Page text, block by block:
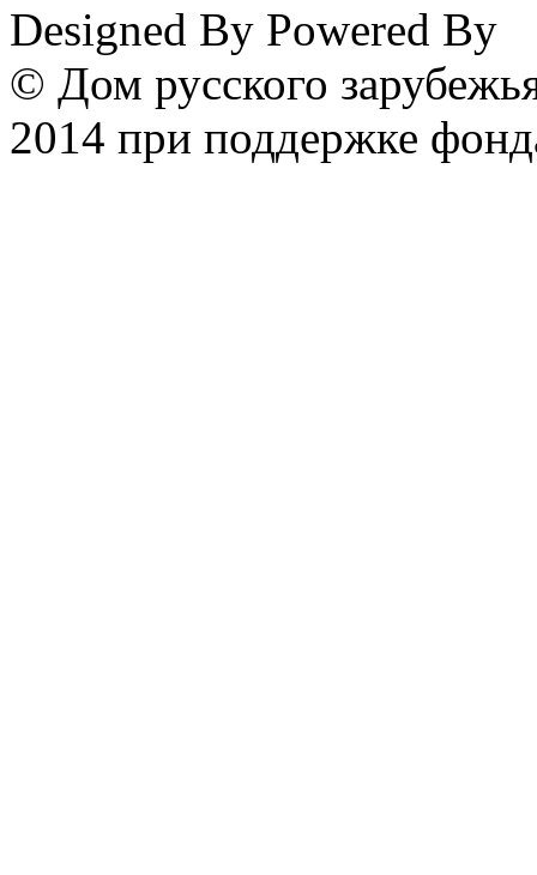
Designed By Powered By
© Дом русского
2014 при поддержке